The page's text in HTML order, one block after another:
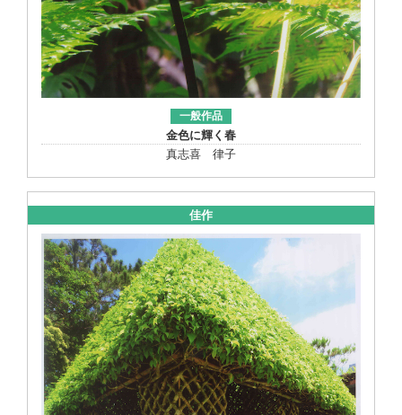
一般作品
金色に輝く春
真志喜 律子
佳作